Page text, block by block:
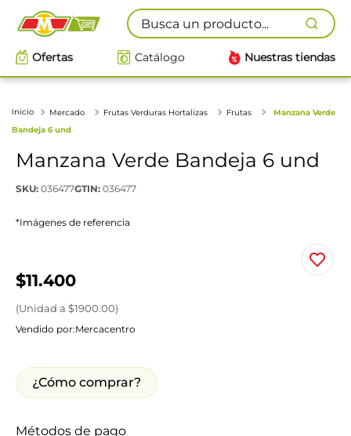
Busca un producto...
Ofertas Catálogo Nuestras tiendas
Mercado Frutas Verduras Hortalizas Frutas
Manzana Verde
Bandeja 6 und
Manzana Verde Bandeja 6 und
SKU: 036477GTIN: 036477
*Imágenes de referencia
$11.400
(Unidad a $1900.00)
Vendido por:Mercacentro
¿Cómo comprar?
Métodos de pago